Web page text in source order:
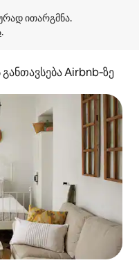
.
Airbnb‑ზე